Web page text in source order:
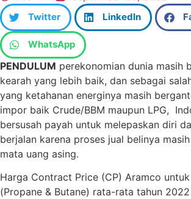
Twitter LinkedIn
WhatsApp
PENDULUM perekonomian dunia masih
kearah yang lebih baik, dan sebagai
yang ketahanan energinya masih
impor baik Crude/BBM maupun LPG,
bersusah payah untuk melepaskan diri
berjalan karena proses jual belinya
mata uang asing.
Harga Contract Price (CP) Aramco
(Propane & Butane) rata-rata tahun